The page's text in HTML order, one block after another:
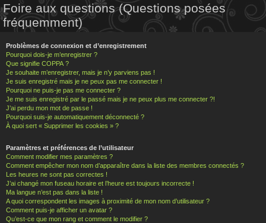
Foire aux questions (Questions posées
fréquemment)
Problèmes de connexion et d’enregistrement
Pourquoi dois-je m’enregistrer ?
Que signifie COPPA ?
Je souhaite m’enregistrer, mais je n’y parviens pas !
Je suis enregistré mais je ne peux pas me connecter !
Pourquoi ne puis-je pas me connecter ?
Je me suis enregistré par le passé mais je ne peux plus me connecter ?!
J’ai perdu mon mot de passe !
Pourquoi suis-je automatiquement déconnecté ?
À quoi sert « Supprimer les cookies » ?
Paramètres et préférences de l’utilisateur
Comment modifier mes paramètres ?
Comment empêcher mon nom d’apparaître dans la liste des membres connectés ?
Les heures ne sont pas correctes !
J’ai changé mon fuseau horaire et l’heure est toujours incorrecte !
Ma langue n’est pas dans la liste !
A quoi correspondent les images à proximité de mon nom d’utilisateur ?
Comment puis-je afficher un avatar ?
Qu’est-ce que mon rang et comment le modifier ?